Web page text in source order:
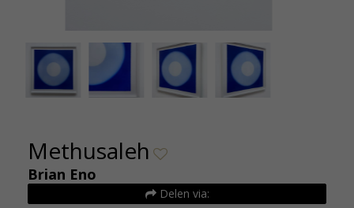
Kunsthuizen
Methusaleh
Brian Eno
Delen via: